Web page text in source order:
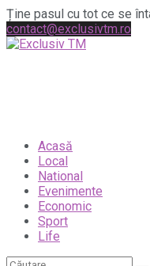
Ține pasul cu tot ce se
contact@exclusivtm.ro
Acasă
Local
National
Evenimente
Economic
Sport
Life